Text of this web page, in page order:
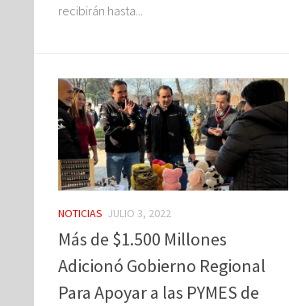
recibirán hasta...
NOTICIAS JULIO 3, 2022
Más de $1.500 Millones
Adicionó Gobierno Regional
Para Apoyar a las PYMES de